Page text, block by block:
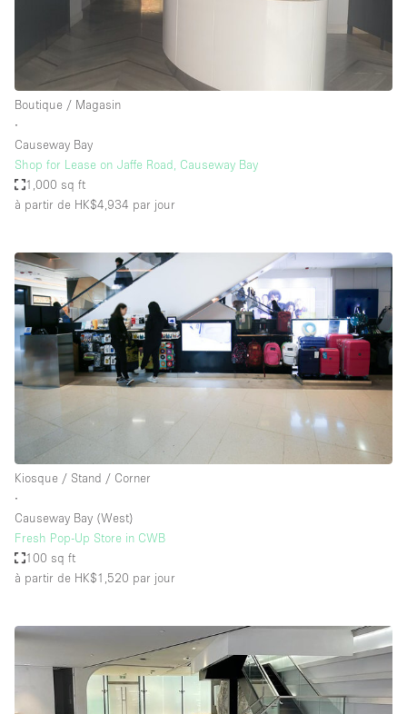
Boutique / Magasin
∙
Causeway Bay
Shop for Lease on Jaffe Road, Causeway Bay
1,000 sq ft
à partir de HK$4,934 par jour
Kiosque / Stand / Corner
∙
Causeway Bay (West)
Fresh Pop-Up Store in CWB
100 sq ft
à partir de HK$1,520 par jour